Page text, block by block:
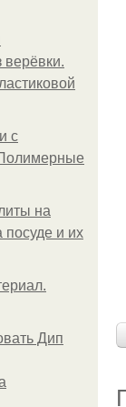
верёвки.
с
на
посуде и их
Дип